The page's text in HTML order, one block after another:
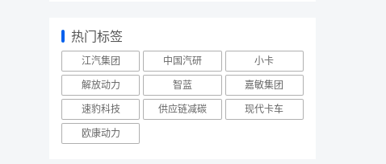
热门标签
江汽集团 中国汽研 小卡
解放动力 智蓝 嘉敏集团
速豹科技 供应链减碳 现代卡车
欧康动力